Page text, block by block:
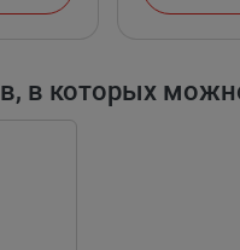
в которых